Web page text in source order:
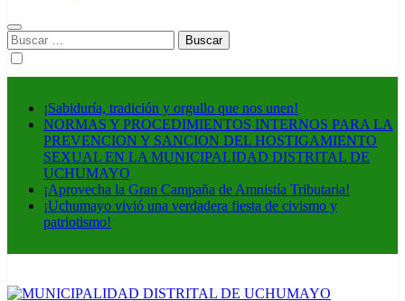
Buscar:
¡Sabiduría, tradición y orgullo que nos unen!
NORMAS Y PROCEDIMIENTOS INTERNOS PARA LA
PREVENCION Y SANCION DEL HOSTIGAMIENTO
SEXUAL EN LA MUNICIPALIDAD DISTRITAL DE
UCHUMAYO
¡Aprovecha la Gran Campaña de Amnistía Tributaria!
¡Uchumayo vivió una verdadera fiesta de civismo y
patriotismo!